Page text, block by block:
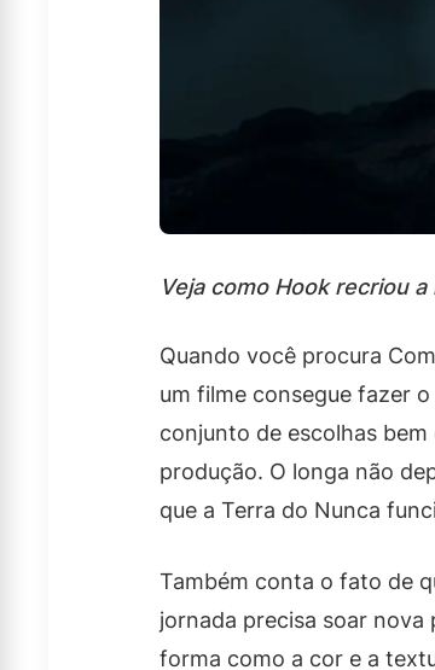
Veja como Hook recriou
Quando você procura
um filme consegue fazer
conjunto de escolhas
produção. O longa não
que a Terra do Nunca
Também conta o fato de
jornada precisa soar nova
forma como a cor e a